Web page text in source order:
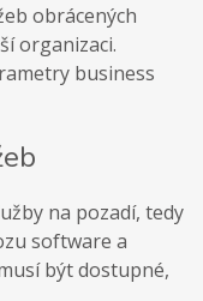
obrácených
organizaci.
business
na pozadí, tedy
software a
být dostupné,